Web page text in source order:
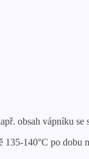
obsah vápníku se
140°C po